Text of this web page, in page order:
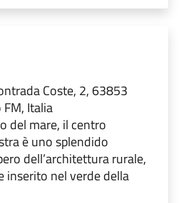
Coste, 2, 63853
Italia
del mare, il centro
è uno splendido
dell’architettura rurale,
inserito nel verde della